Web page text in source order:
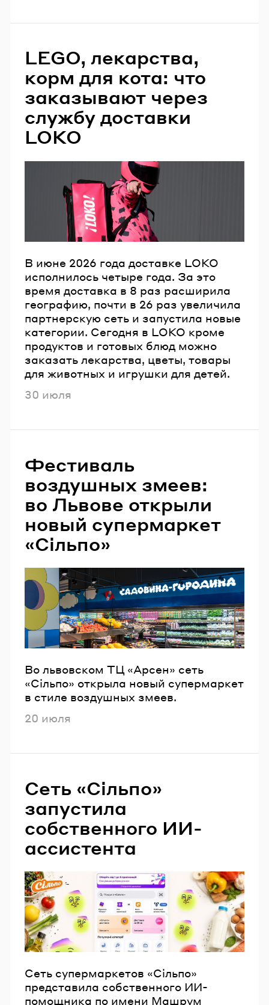
LEGO, лекарства,
корм для кота: что
заказывают через
службу доставки
LOKO
В июне 2026 года доставке LOKO
исполнилось четыре года. За это
время доставка в 8 раз расширила
географию, почти в 26 раз увеличила
партнерскую сеть и запустила новые
категории. Сегодня в LOKO кроме
продуктов и готовых блюд можно
заказать лекарства, цветы, товары
для животных и игрушки для детей.
Опубликовано
30 июля
Фестиваль
воздушных змеев:
во Львове открыли
новый супермаркет
«Сільпо»
Во львовском ТЦ «Арсен» сеть
«Сільпо» открыла новый супермаркет
в стиле воздушных змеев.
Опубликовано
20 июля
Сеть «Сільпо»
запустила
собственного ИИ-
ассистента
Сеть супермаркетов «Сільпо»
представила собственного ИИ-
помощника по имени Машрум